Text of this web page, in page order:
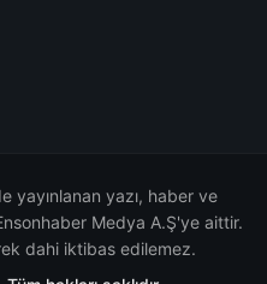
yayınlanan yazı, haber ve
Medya A.Ş'ye aittir.
dahi iktibas edilemez.